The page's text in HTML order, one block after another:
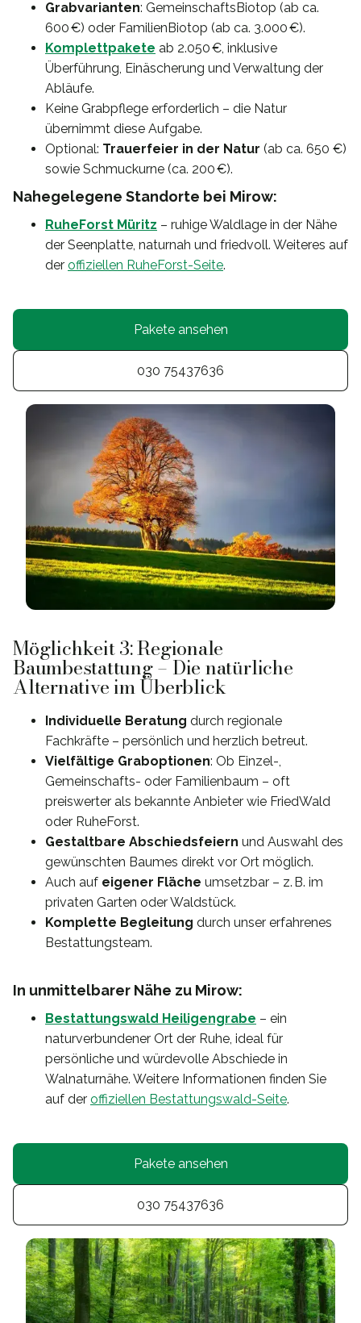
Grabvarianten: GemeinschaftsBiotop (ab ca.
600 €) oder FamilienBiotop (ab ca. 3.000 €).
Komplettpakete ab 2.050 €, inklusive
Überführung, Einäscherung und Verwaltung der
Abläufe.
Keine Grabpflege erforderlich – die Natur
übernimmt diese Aufgabe.
Optional: Trauerfeier in der Natur (ab ca. 650 €)
sowie Schmuckurne (ca. 200 €).
Nahegelegene Standorte bei Mirow:
RuheForst Müritz – ruhige Waldlage in der Nähe
der Seenplatte, naturnah und friedvoll. Weiteres auf
der offiziellen RuheForst-Seite.
Pakete ansehen
030 75437636
Möglichkeit 3: Regionale
Baumbestattung – Die natürliche
Alternative im Überblick
Individuelle Beratung durch regionale
Fachkräfte – persönlich und herzlich betreut.
Vielfältige Graboptionen: Ob Einzel-,
Gemeinschafts- oder Familienbaum – oft
preiswerter als bekannte Anbieter wie FriedWald
oder RuheForst.
Gestaltbare Abschiedsfeiern und Auswahl des
gewünschten Baumes direkt vor Ort möglich.
Auch auf eigener Fläche umsetzbar – z. B. im
privaten Garten oder Waldstück.
Komplette Begleitung durch unser erfahrenes
Bestattungsteam.
In unmittelbarer Nähe zu Mirow:
Bestattungswald Heiligengrabe – ein
naturverbundener Ort der Ruhe, ideal für
persönliche und würdevolle Abschiede in
Walnaturnähe. Weitere Informationen finden Sie
auf der offiziellen Bestattungswald-Seite.
Pakete ansehen
030 75437636